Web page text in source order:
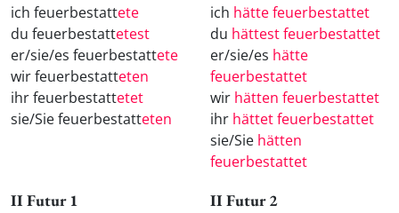
ich feuerbestattete
du feuerbestattetest
er/sie/es feuerbestattete
wir feuerbestatteten
ihr feuerbestattetet
sie/Sie feuerbestatteten
ich hätte feuerbestattet
du hättest feuerbestattet
er/sie/es hätte
feuerbestattet
wir hätten feuerbestattet
ihr hättet feuerbestattet
sie/Sie hätten
feuerbestattet
II Futur 1 II Futur 2